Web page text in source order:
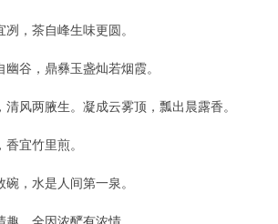
冽，茶自峰生味更圆。
幽谷，鼎彝玉盏灿若烟霞。
清风两腋生。凝成云雾顶，瓢出晨露香。
宜竹里煎。
碗，水是人间第一泉。